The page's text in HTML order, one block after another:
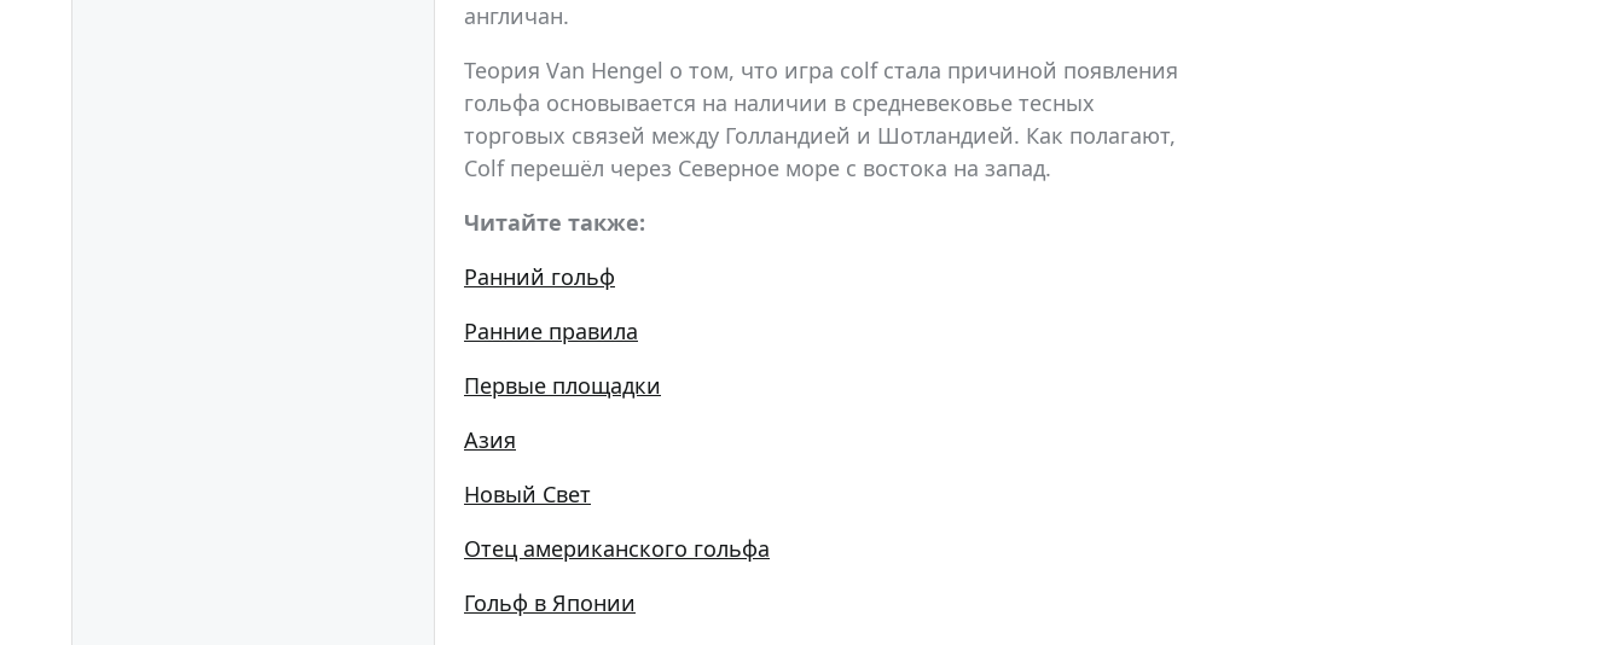
англичан.
Теория Van Hengel о том, что игра colf стала причиной появления
гольфа основывается на наличии в средневековье тесных
торговых связей между Голландией и Шотландией. Как полагают,
Colf перешёл через Северное море с востока на запад.
Читайте также:
Ранний гольф
Ранние правила
Первые площадки
Азия
Новый Свет
Отец американского гольфа
Гольф в Японии